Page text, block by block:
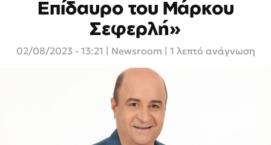
Επίδαυρο του Μάρκου
Σεφερλή»
02/08/2023 - 13:21 Newsroom | 1 λεπτό ανάγνωση